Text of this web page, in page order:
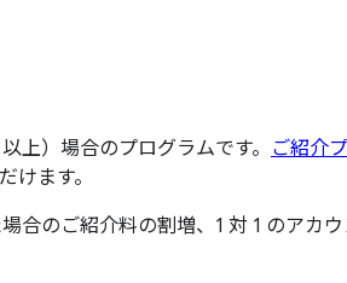
上）場合のプログラムです。 ご紹介
ます。
のご紹介料の割増、1 対 1 のアカ